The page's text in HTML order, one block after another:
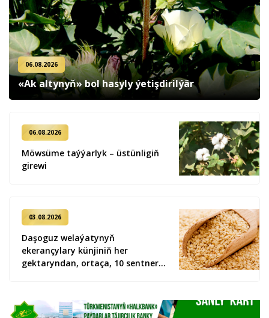
06.08.2026
«Ak altynyň» bol hasyly ýetişdirilýär
06.08.2026
Möwsüme taýýarlyk – üstünligiň
girewi
03.08.2026
Daşoguz welaýatynyň
ekerançylary künjiniň her
gektaryndan, ortaça, 10 sentner